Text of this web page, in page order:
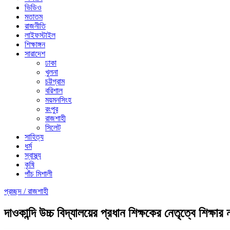
ভিডিও
মতাতম
রাজনীতি
লাইফস্টাইল
শিক্ষাঙ্গন
সারাদেশ
ঢাকা
খুলনা
চট্টগ্রাম
বরিশাল
ময়মনসিংহ
রংপুর
রাজশাহী
সিলেট
সাহিত্য
ধর্ম
স্বাস্থ্য
কৃষি
পাঁচ মিশালী
প্রচ্ছদ /রাজশাহী
দাওকান্দি উচ্চ বিদ্যালয়ের প্রধান শিক্ষকের নেতৃত্বে